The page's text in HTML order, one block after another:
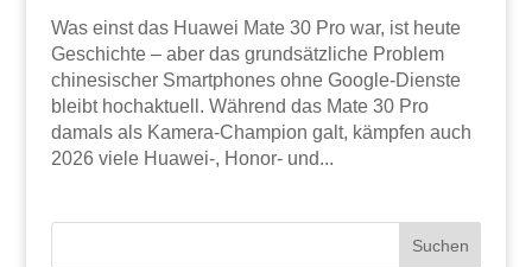
Was einst das Huawei Mate 30 Pro war, ist heute
Geschichte – aber das grundsätzliche Problem
chinesischer Smartphones ohne Google-Dienste
bleibt hochaktuell. Während das Mate 30 Pro
damals als Kamera-Champion galt, kämpfen auch
2026 viele Huawei-, Honor- und...